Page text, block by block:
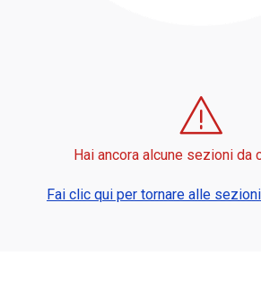
Hai ancora alcune sezioni da
Fai clic qui per tornare alle